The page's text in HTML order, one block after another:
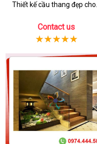
Thiết kế cầu thang đẹp cho...
Contact us